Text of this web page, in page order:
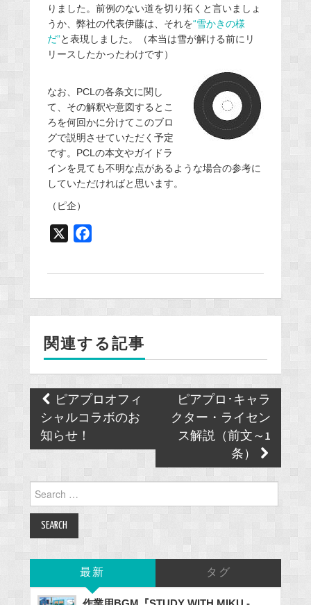
りました。前例のない道を切り拓くと言いましょ
うか、弊社の代表伊藤は、それを“雪かきの様
だ”と表現しました。（本当は雪が解ける前にリ
リースしたかったわけです）
なお、PCLの各条文に関し
て、その解釈や意図するとこ
ろを何回かに分けてこのブロ
グで説明させていただく予定
です。PCLの本文やガイドラ
インを見ても不明な点があるような場合の参考に
していただければと思います。
（ピ企）
o
k
関連する記事
Post
navigation
ピアプロオフィ
シャルコラボのお
知らせ！
ピアプロ･キャラ
クター・ライセン
ス解説（前文～1
条）
Search
for:
最新 タグ